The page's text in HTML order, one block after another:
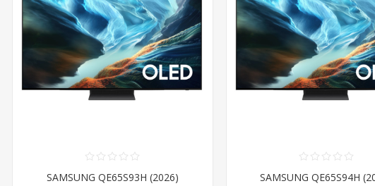
SAMSUNG QE65S93H (2026) SAMSUNG QE65S94H